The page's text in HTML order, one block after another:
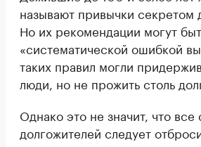
называют привычки секретом
Но их рекомендации могут
«систематической ошибкой
таких правил могли
люди, но не прожить столь
Однако это не значит, что все
долгожителей следует